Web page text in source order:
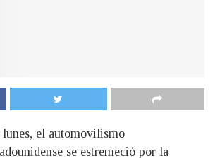
lunes, el automovilismo
se estremeció por la